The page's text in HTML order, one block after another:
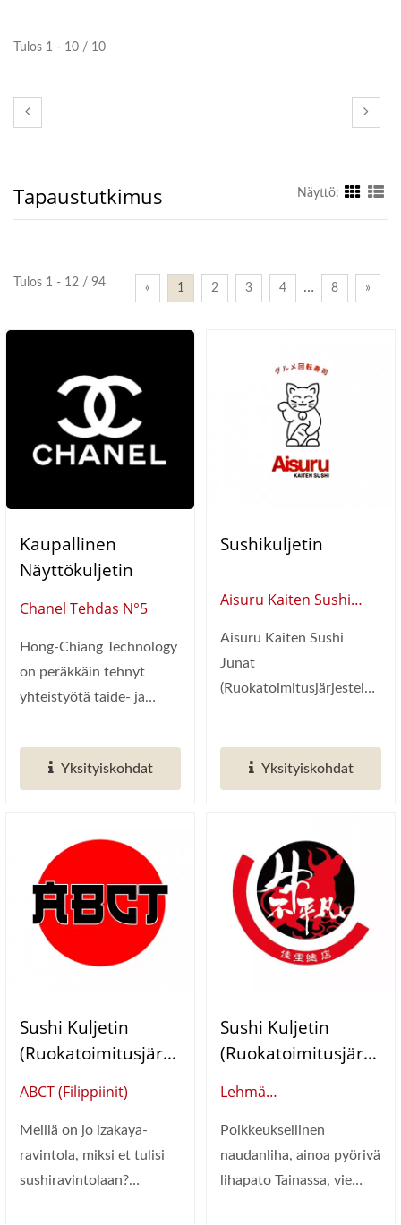
Tulos 1 - 10 / 10
Tapaustutkimus Näyttö:
Tulos 1 - 12 / 94 « 1 2 3 4 … 8 »
Kaupallinen
Näyttökuljetin
Chanel Tehdas N°5
Hong-Chiang Technology
on peräkkäin tehnyt
yhteistyötä taide- ja
Yksityiskohdat
Sushikuljetin
Aisuru Kaiten Sushi
Aisuru Kaiten Sushi
Junat
(Ruokatoimitusjärjestelmä
Yksityiskohdat
Sushi Kuljetin
(ruokatoimitusjärje
ABCT (Filippiinit)
Meillä on jo izakaya-
ravintola, miksi et tulisi
sushiravintolaan?
Sushi Kuljetin
(ruokatoimitusjärje
Lehmä
Poikkeuksellinen
naudanliha, ainoa pyörivä
lihapato Tainassa, vie